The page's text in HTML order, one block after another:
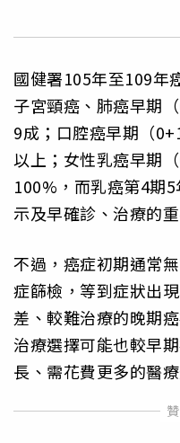
國健署105年至109年
子宮頸癌、肺癌早期
9成；口腔癌早期（
以上；女性乳癌早期
100%，而乳癌第4期
示及早確診、治療的重
不過，癌症初期通常
症篩檢，等到症狀出
差、較難治療的晚期
治療選擇可能也較早
長、需花費更多的醫